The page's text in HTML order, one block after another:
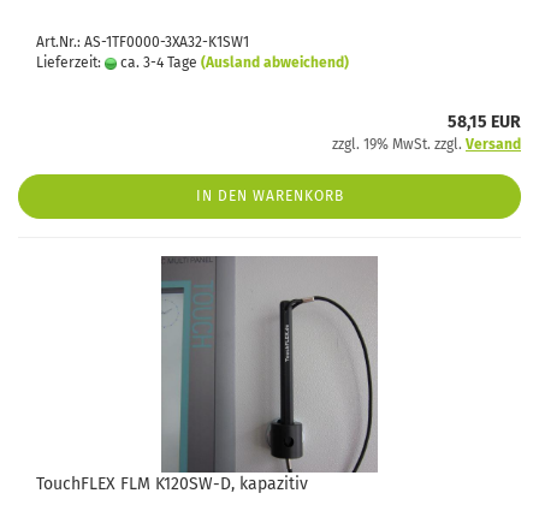
Art.Nr.: AS-1TF0000-3XA32-K1SW1
Lieferzeit:
ca. 3-4 Tage (Ausland abweichend)
58,15 EUR
zzgl. 19% MwSt. zzgl. Versand
IN DEN WARENKORB
TouchFLEX FLM K120SW-D, kapazitiv